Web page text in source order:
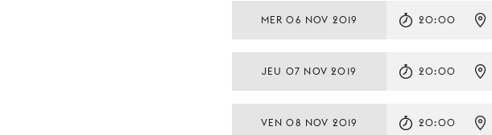
MER 06 NOV 2019 20:00
JEU 07 NOV 2019 20:00
VEN 08 NOV 2019 20:00